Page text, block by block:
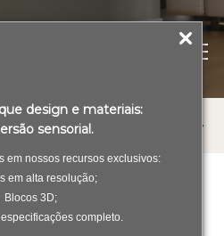
design e materiais:
sensorial.
em nossos recursos exclusivos:
em alta resolução;
Blocos 3D;
completo.
PORCELANATOS
de busca de